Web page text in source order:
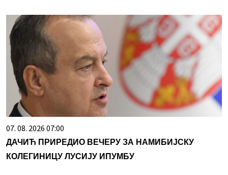
07. 08. 2026 07:00
ДАЧИЋ ПРИРЕДИО ВЕЧЕРУ ЗА НАМИБИЈСКУ
КОЛЕГИНИЦУ ЛУСИЈУ ИПУМБУ